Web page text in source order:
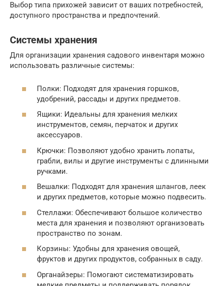
Выбор типа прихожей зависит от ваших потребностей,
доступного пространства и предпочтений.
Системы хранения
Для организации хранения садового инвентаря можно
использовать различные системы:
Полки: Подходят для хранения горшков,
удобрений, рассады и других предметов.
Ящики: Идеальны для хранения мелких
инструментов, семян, перчаток и других
аксессуаров.
Крючки: Позволяют удобно хранить лопаты,
грабли, вилы и другие инструменты с длинными
ручками.
Вешалки: Подходят для хранения шлангов, леек
и других предметов, которые можно подвесить.
Стеллажи: Обеспечивают большое количество
места для хранения и позволяют организовать
пространство по зонам.
Корзины: Удобны для хранения овощей,
фруктов и других продуктов, собранных в саду.
Органайзеры: Помогают систематизировать